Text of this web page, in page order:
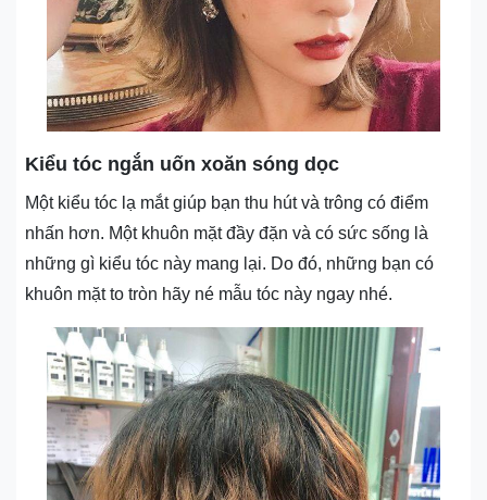
Kiểu tóc ngắn uốn xoăn sóng dọc
Một kiểu tóc lạ mắt giúp bạn thu hút và trông có điểm
nhấn hơn. Một khuôn mặt đầy đặn và có sức sống là
những gì kiểu tóc này mang lại. Do đó, những bạn có
khuôn mặt to tròn hãy né mẫu tóc này ngay nhé.